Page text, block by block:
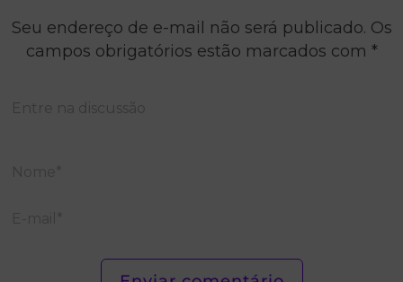
Seu endereço de e-mail não será publicado. Os
campos obrigatórios estão marcados com *